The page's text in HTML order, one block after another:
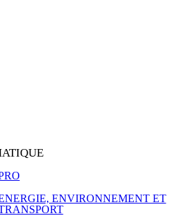
ENVIRONNEMENT ET